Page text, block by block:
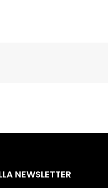
NEWSLETTER